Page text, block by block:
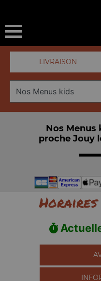
LIVRAISON
Nos Menus
proche Jouy